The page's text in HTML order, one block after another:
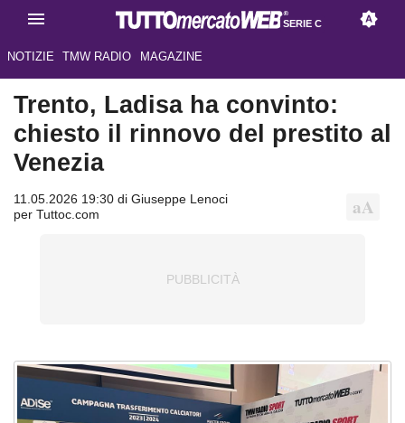
SERIE C
NOTIZIE TMW RADIO MAGAZINE
Trento, Ladisa ha convinto:
chiesto il rinnovo del prestito al
Venezia
11.05.2026 19:30 di Giuseppe Lenoci
per Tuttoc.com